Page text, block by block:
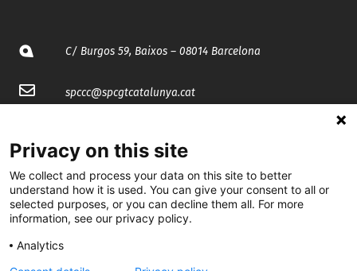
C/ Burgos 59, Baixos – 08014 Barcelona
spccc@spcgtcatalunya.cat
@CGTCatalunya
cgtcatalunya
Privacy on this site
We collect and process your data on this site to better
understand how it is used. You can give your consent to all or
selected purposes, or you can decline them all. For more
information, see our privacy policy.
Analytics